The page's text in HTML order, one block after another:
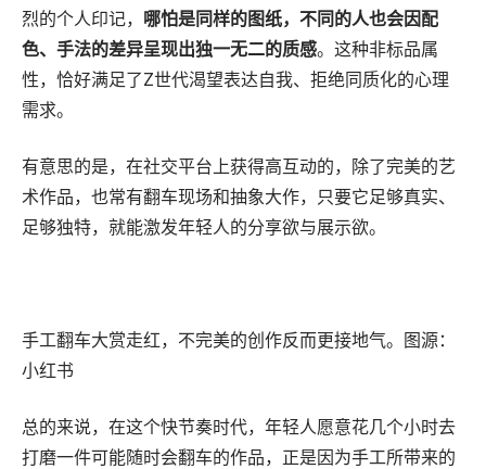
烈的个人印记， 哪怕是同样的图纸，不同的人也会因配
色、手法的差异呈现出独一无二的质感。这种非标品属
性，恰好满足了Z世代渴望表达自我、拒绝同质化的心理
需求。
有意思的是，在社交平台上获得高互动的，除了完美的艺
术作品，也常有翻车现场和抽象大作，只要它足够真实、
足够独特，就能激发年轻人的分享欲与展示欲。
手工翻车大赏走红，不完美的创作反而更接地气。图源：
小红书
总的来说，在这个快节奏时代，年轻人愿意花几个小时去
打磨一件可能随时会翻车的作品，正是因为手工所带来的